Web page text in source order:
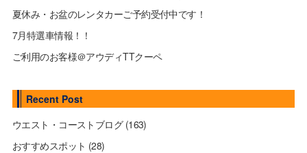
夏休み・お盆のレンタカーご予約受付中です！
7月特選車情報！！
ご利用のお客様＠アウディTTクーペ
Recent Post
ウエスト・コーストブログ(163)
おすすめスポット (28)